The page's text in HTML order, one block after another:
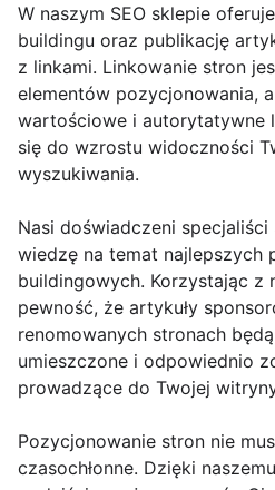
W naszym SEO sklepie
buildingu oraz publikację
z linkami. Linkowanie stron
elementów pozycjonowania,
wartościowe i autorytatywne
się do wzrostu widoczności
wyszukiwania.
Nasi doświadczeni specjaliści
wiedzę na temat najlepszych
buildingowych. Korzystając z
pewność, że artykuły
renomowanych stronach
umieszczone i odpowiednio
prowadzące do Twojej
Pozycjonowanie stron nie
czasochłonne. Dzięki